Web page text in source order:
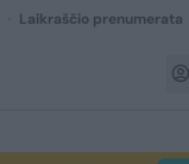
Laikraščio prenumerata